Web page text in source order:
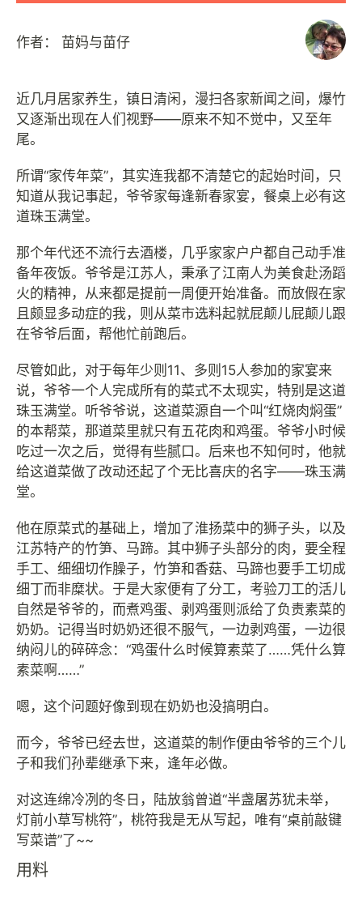
作者： 苗妈与苗仔
近几月居家养生，镇日清闲，漫扫各家新闻之间，爆竹
又逐渐出现在人们视野——原来不知不觉中，又至年
尾。
所谓“家传年菜”，其实连我都不清楚它的起始时间，只
知道从我记事起，爷爷家每逢新春家宴，餐桌上必有这
道珠玉满堂。
那个年代还不流行去酒楼，几乎家家户户都自己动手准
备年夜饭。爷爷是江苏人，秉承了江南人为美食赴汤蹈
火的精神，从来都是提前一周便开始准备。而放假在家
且颇显多动症的我，则从菜市选料起就屁颠儿屁颠儿跟
在爷爷后面，帮他忙前跑后。
尽管如此，对于每年少则11、多则15人参加的家宴来
说，爷爷一个人完成所有的菜式不太现实，特别是这道
珠玉满堂。听爷爷说，这道菜源自一个叫“红烧肉焖蛋”
的本帮菜，那道菜里就只有五花肉和鸡蛋。爷爷小时候
吃过一次之后，觉得有些腻口。后来也不知何时，他就
给这道菜做了改动还起了个无比喜庆的名字——珠玉满
堂。
他在原菜式的基础上，增加了淮扬菜中的狮子头，以及
江苏特产的竹笋、马蹄。其中狮子头部分的肉，要全程
手工、细细切作臊子，竹笋和香菇、马蹄也要手工切成
细丁而非糜状。于是大家便有了分工，考验刀工的活儿
自然是爷爷的，而煮鸡蛋、剥鸡蛋则派给了负责素菜的
奶奶。记得当时奶奶还很不服气，一边剥鸡蛋，一边很
纳闷儿的碎碎念：“鸡蛋什么时候算素菜了……凭什么算
素菜啊……”
嗯，这个问题好像到现在奶奶也没搞明白。
而今，爷爷已经去世，这道菜的制作便由爷爷的三个儿
子和我们孙辈继承下来，逢年必做。
对这连绵冷冽的冬日，陆放翁曾道“半盏屠苏犹未举，
灯前小草写桃符”，桃符我是无从写起，唯有“桌前敲键
用料